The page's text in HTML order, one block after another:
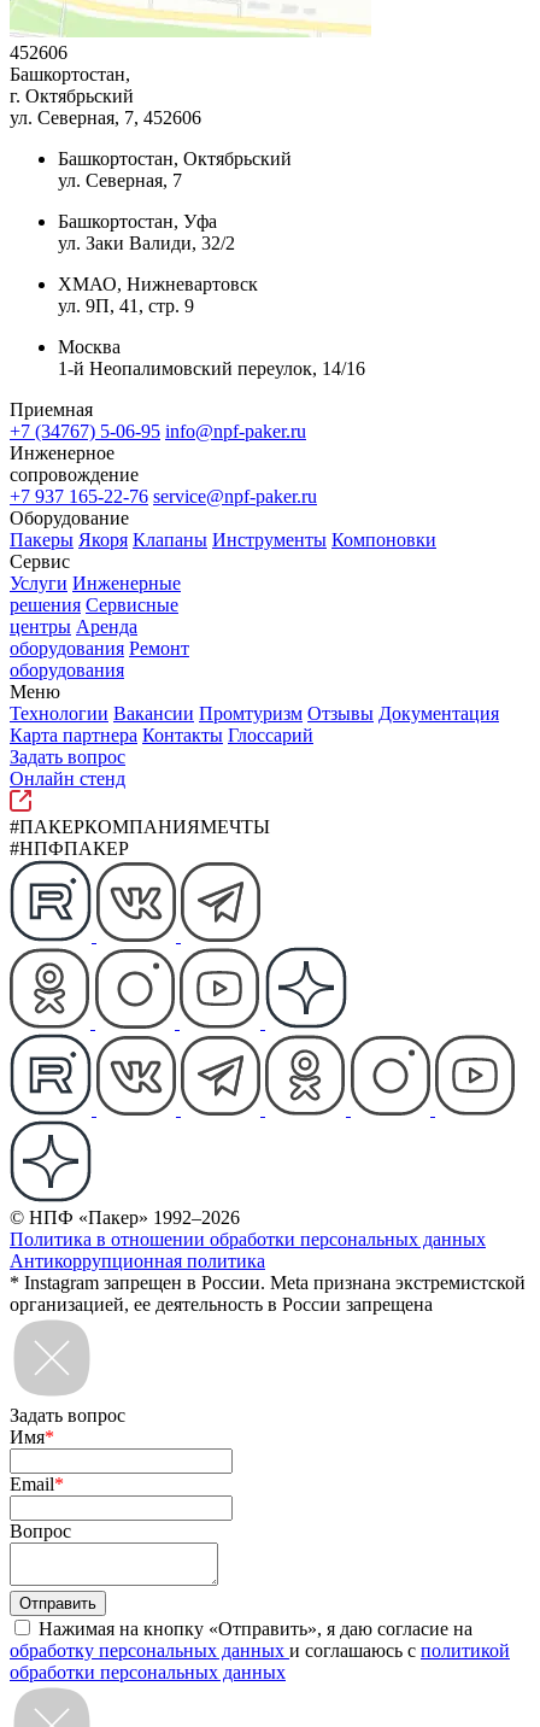
452606
Башкортостан,
г. Октябрьский
ул. Северная, 7, 452606
Башкортостан, Октябрьский
ул. Северная, 7
Башкортостан, Уфа
ул. Заки Валиди, 32/2
ХМАО, Нижневартовск
ул. 9П, 41, стр. 9
Москва
1-й Неопалимовский переулок, 14/16
Приемная
+7 (34767) 5-06-95 info@npf-paker.ru
Инженерное
сопровождение
+7 937 165-22-76 service@npf-paker.ru
Оборудование
Пакеры Якоря Клапаны Инструменты Компоновки
Сервис
Услуги Инженерные
решения Сервисные
центры Аренда
оборудования Ремонт
оборудования
Меню
Технологии Вакансии Промтуризм Отзывы Документация
Карта партнера Контакты Глоссарий
Задать вопрос
Онлайн стенд
#ПАКЕРКОМПАНИЯМЕЧТЫ
#НПФПАКЕР
© НПФ «Пакер» 1992–2026
Политика в отношении обработки персональных данных
Антикоррупционная политика
* Instagram запрещен в России. Meta признана экстремистской
организацией, ее деятельность в России запрещена
Задать вопрос
Имя*
Email*
Вопрос
Нажимая на кнопку «Отправить», я даю согласие на
обработку персональных данных и соглашаюсь с политикой
обработки персональных данных